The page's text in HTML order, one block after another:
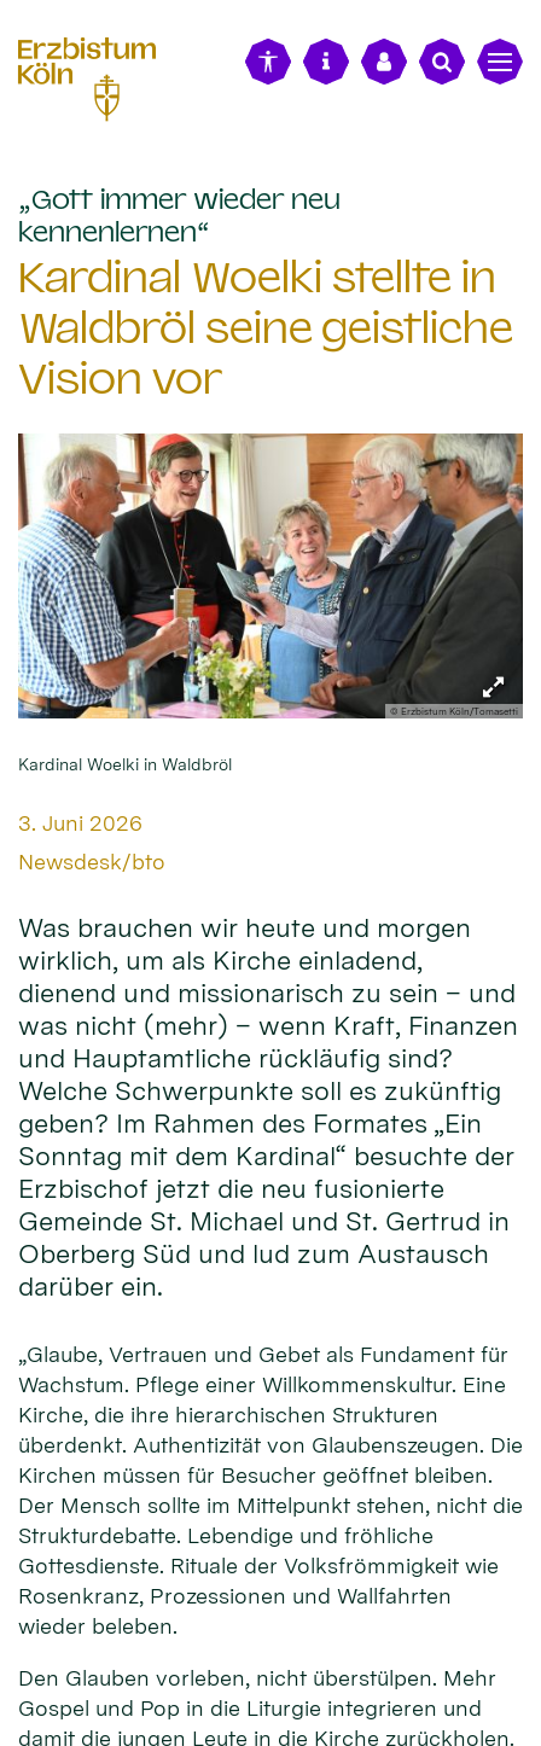
„Gott immer wieder neu
kennenlernen“
Kardinal Woelki stellte in
Waldbröl seine geistliche
Vision vor
© Erzbistum Köln/Tomasetti
Kardinal Woelki in Waldbröl
Datum:
3. Juni 2026
Von:
Newsdesk/bto
Was brauchen wir heute und morgen
wirklich, um als Kirche einladend,
dienend und missionarisch zu sein – und
was nicht (mehr) – wenn Kraft, Finanzen
und Hauptamtliche rückläufig sind?
Welche Schwerpunkte soll es zukünftig
geben? Im Rahmen des Formates „Ein
Sonntag mit dem Kardinal“ besuchte der
Erzbischof jetzt die neu fusionierte
Gemeinde St. Michael und St. Gertrud in
Oberberg Süd und lud zum Austausch
darüber ein.
„Glaube, Vertrauen und Gebet als Fundament für
Wachstum. Pflege einer Willkommenskultur. Eine
Kirche, die ihre hierarchischen Strukturen
überdenkt. Authentizität von Glaubenszeugen. Die
Kirchen müssen für Besucher geöffnet bleiben.
Der Mensch sollte im Mittelpunkt stehen, nicht die
Strukturdebatte. Lebendige und fröhliche
Gottesdienste. Rituale der Volksfrömmigkeit wie
Rosenkranz, Prozessionen und Wallfahrten
wieder beleben.
Den Glauben vorleben, nicht überstülpen. Mehr
Gospel und Pop in die Liturgie integrieren und
damit die jungen Leute in die Kirche zurückholen.